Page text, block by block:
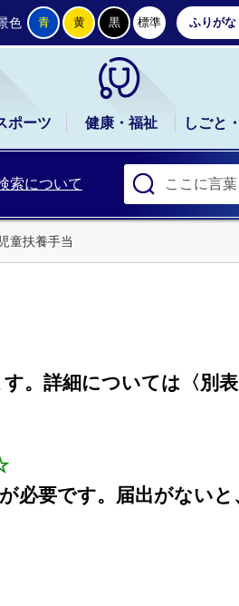
色 青 黄 黒 標準 ふりが
ポーツ 健康・福祉 しごと
索について
児童扶養手当
。詳細については〈別表
必要です。届出がない